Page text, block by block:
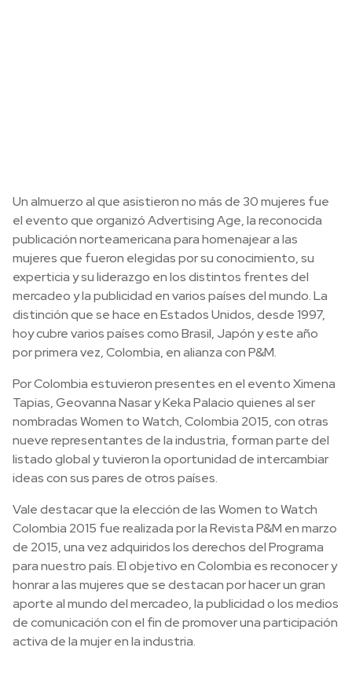
Un almuerzo al que asistieron no más de 30 mujeres fue
el evento que organizó Advertising Age, la reconocida
publicación norteamericana para homenajear a las
mujeres que fueron elegidas por su conocimiento, su
experticia y su liderazgo en los distintos frentes del
mercadeo y la publicidad en varios países del mundo. La
distinción que se hace en Estados Unidos, desde 1997,
hoy cubre varios países como Brasil, Japón y este año
por primera vez, Colombia, en alianza con P&M.
Por Colombia estuvieron presentes en el evento Ximena
Tapias, Geovanna Nasar y Keka Palacio quienes al ser
nombradas Women to Watch, Colombia 2015, con otras
nueve representantes de la industria, forman parte del
listado global y tuvieron la oportunidad de intercambiar
ideas con sus pares de otros países.
Vale destacar que la elección de las Women to Watch
Colombia 2015 fue realizada por la Revista P&M en marzo
de 2015, una vez adquiridos los derechos del Programa
para nuestro país. El objetivo en Colombia es reconocer y
honrar a las mujeres que se destacan por hacer un gran
aporte al mundo del mercadeo, la publicidad o los medios
de comunicación con el fin de promover una participación
activa de la mujer en la industria.